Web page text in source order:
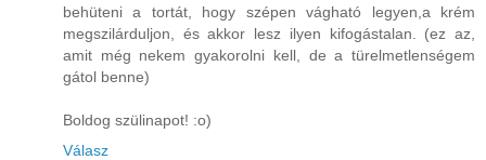
behüteni a tortát, hogy szépen vágható legyen,a krém
megszilárduljon, és akkor lesz ilyen kifogástalan. (ez az,
amit még nekem gyakorolni kell, de a türelmetlenségem
gátol benne)
Boldog szülinapot! :o)
Válasz